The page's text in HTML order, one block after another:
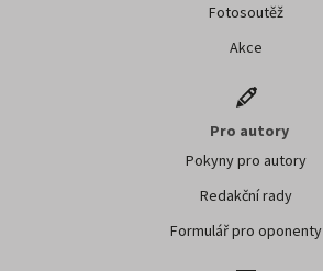
Fotosoutěž
Akce
Pro autory
Pokyny pro autory
Redakční rady
Formulář pro oponenty